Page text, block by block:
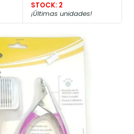
STOCK: 2
¡Últimas unidades!